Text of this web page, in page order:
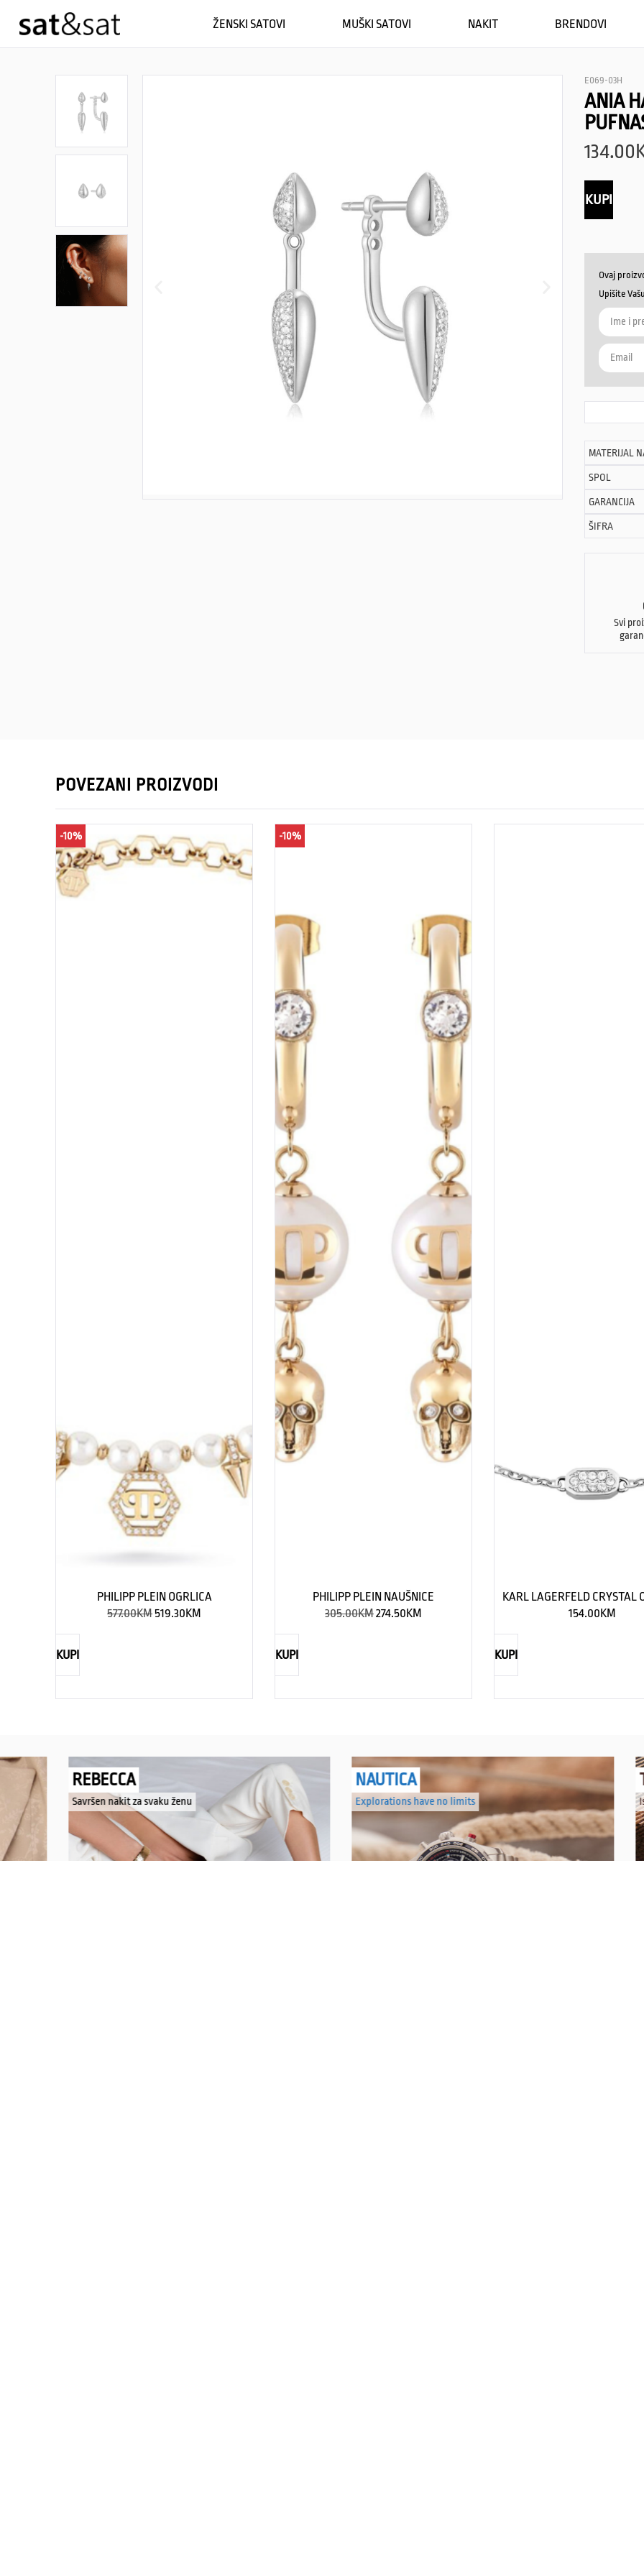
ŽENSKI SATOVI MUŠKI SATOVI NAKIT BRENDOVI
E069-03H
ANIA
134.00
KUPI
Ovaj
Upišite
MATERIJAL
SPOL
GARANCIJA
ŠIFRA
Svi
POVEZANI PROIZVODI
-10%
PHILIPP PLEIN OGRLICA
577.00KM519.30 KM
KUPI
-10%
PHILIPP PLEIN NAUŠNICE
305.00KM274.50 KM
KUPI
KARL LAGERFELD CRYSTAL
154.00 KM
KUPI
REBECCA
Savršen nakit za svaku ženu
NAUTICA
Explorations have no limits